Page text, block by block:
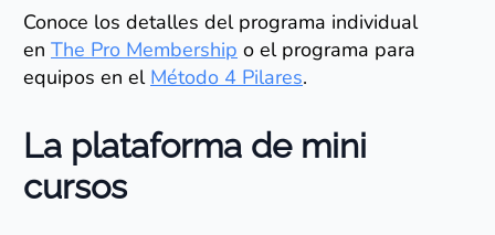
Conoce los detalles del programa individual
en The Pro Membership o el programa para
equipos en el Método 4 Pilares.
La plataforma de mini
cursos